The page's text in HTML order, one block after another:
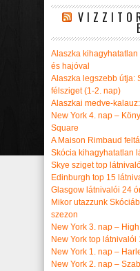
Alaszka
és hajóval
Alaszka legszebb útja:
félsziget (1-2. nap)
Alaszkai medve-
New York 4. nap –
Square
A Maison Rimbaud
Skócia kihagyhatatlan
Skye sziget top
Edinburgh top 15
Glasgow látnivalói 24
Mikor utazzunk
szezon
New York 3. nap –
New York top látnivalói
New York 1. nap –
New York 2. nap –